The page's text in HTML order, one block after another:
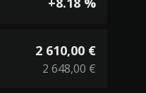
2 610,00 €
2 648,00 €